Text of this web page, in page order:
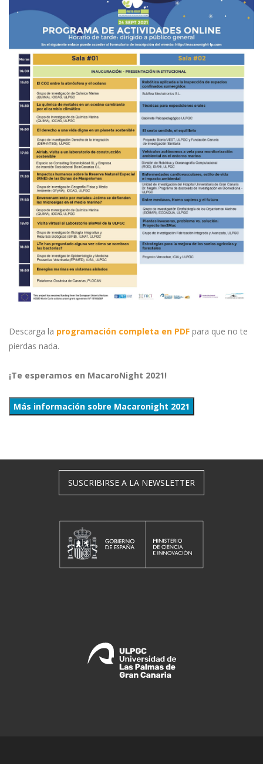
Descarga la programación completa en PDF para que no te
pierdas nada.
¡Te esperamos en MacaroNight 2021!
Más información sobre Macaronight 2021
SUSCRIBIRSE A LA NEWSLETTER